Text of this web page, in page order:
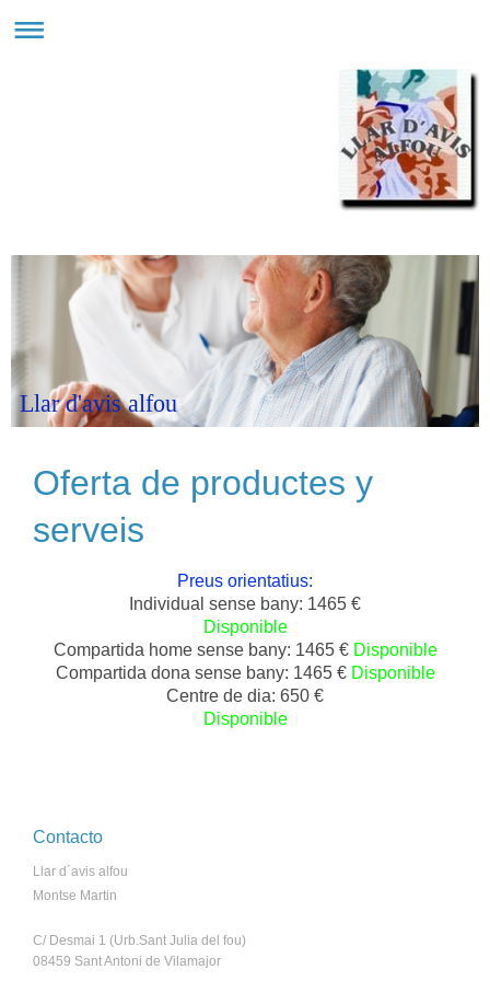
Llar d'avis alfou
Oferta de productes y
serveis
Preus orientatius:
Individual sense bany: 1465 €
Disponible
Compartida home sense bany: 1465 € Disponible
Compartida dona sense bany: 1465 € Disponible
Centre de dia: 650 €
Disponible
Contacto
Llar d´avis alfou
Montse Martin
C/ Desmai 1 (Urb.Sant Julia del fou)
08459 Sant Antoni de Vilamajor